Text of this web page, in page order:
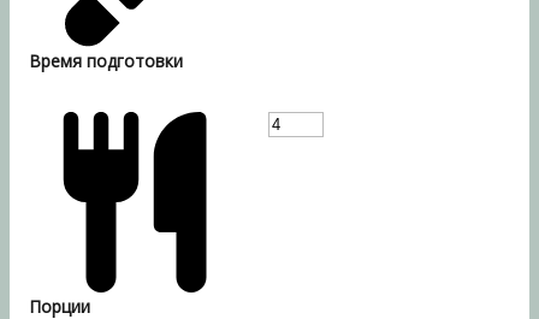
Время подготовки
Порции